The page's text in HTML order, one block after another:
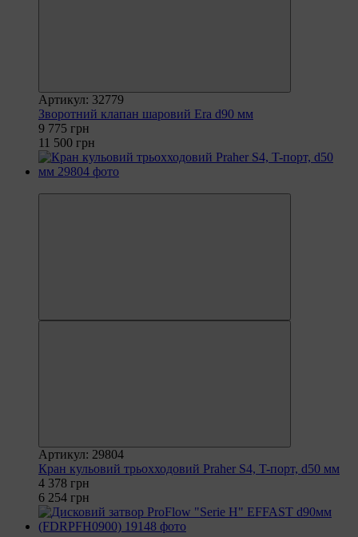
Артикул: 32779
Зворотний клапан шаровий Era d90 мм
9 775 грн
11 500 грн
Артикул: 29804
Кран кульовий трьохходовий Praher S4, T-порт, d50 мм
4 378 грн
6 254 грн